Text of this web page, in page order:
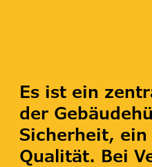
Es ist ein
der
Sicherheit,
Qualität. Bei